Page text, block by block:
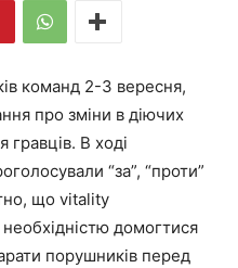
команд 2-3 вересня,
про зміни в діючих
В ході
“за”, “проти”
що vitality
домогтися
порушників перед